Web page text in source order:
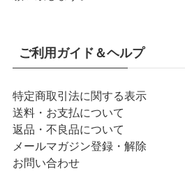
ご利用ガイド＆ヘルプ
特定商取引法に関する表示
送料・お支払について
返品・不良品について
メールマガジン登録・解除
お問い合わせ